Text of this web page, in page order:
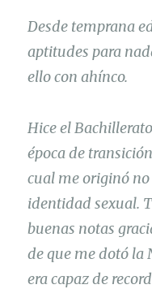
Desde temprana
aptitudes para
ello con ahínco.
Hice el
época de
cual me originó
identidad sexual.
buenas notas
de que me dotó la
era capaz de